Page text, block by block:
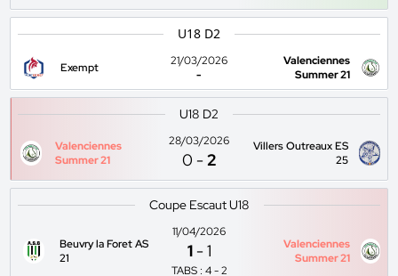
U18 D2
Exempt
21/03/2026
-
Valenciennes
Summer 21
U18 D2
Valenciennes
Summer 21
28/03/2026
0 -2
Villers Outreaux ES
25
Coupe Escaut U18
Beuvry la Foret AS
21
11/04/2026
1 -1
TABS : 4 - 2
Valenciennes
Summer 21